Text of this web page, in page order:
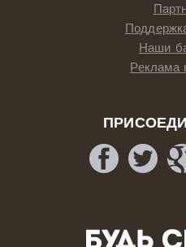
Наши
Реклама